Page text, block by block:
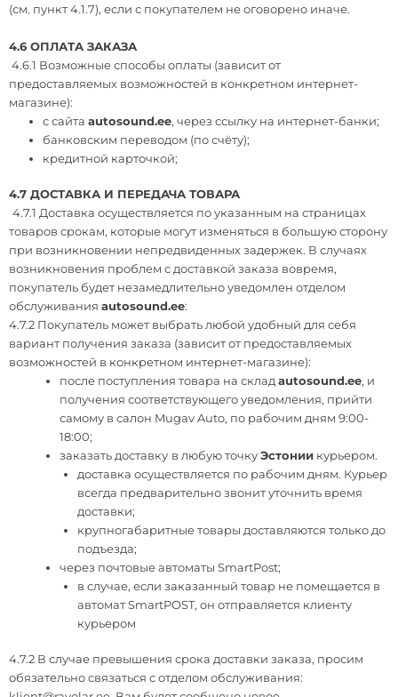
(см. пункт 4.1.7), если с покупателем не оговорено иначе.
4.6 ОПЛАТА ЗАКАЗА
4.6.1 Возможные способы оплаты (зависит от
предоставляемых возможностей в конкретном интернет-
магазине):
с сайтаautosound.ee, через ссылку на интернет-банки;
банковским переводом (по счёту);
кредитной карточкой;
4.7 ДОСТАВКА И ПЕРЕДАЧА ТОВАРА
4.7.1 Доставка осуществляется по указанным на страницах
товаров срокам, которые могут изменяться в большую сторону
при возникновении непредвиденных задержек. В случаях
возникновения проблем с доставкой заказа вовремя,
покупатель будет незамедлительно уведомлен отделом
обслуживания autosound.ee:
4.7.2 Покупатель может выбрать любой удобный для себя
вариант получения заказа (зависит от предоставляемых
возможностей в конкретном интернет-магазине):
после поступления товара на складautosound.ee, и
получения соответствующего уведомления, прийти
самому в салон Mugav Auto, по рабочим дням 9:00-
18:00;
заказать доставку в любую точкуЭстонии курьером.
доставка осуществляется по рабочим дням. Курьер
всегда предварительно звонит уточнить время
доставки;
крупногабаритные товары доставляются только до
подъезда;
через почтовые автоматы SmartPost;
в случае, если заказанный товар не помещается в
автомат SmartPOST, он отправляется клиенту
курьером
4.7.2 В случае превышения срока доставки заказа, просим
обязательно связаться с отделом обслуживания: